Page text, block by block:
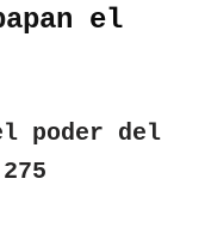
el
poder del